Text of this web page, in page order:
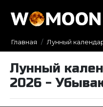
Главная Лунный
Лунный
2026 -